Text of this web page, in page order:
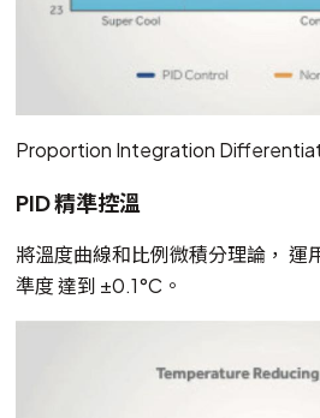
Proportion Integration
PID 精準控溫
將溫度曲線和比例微積分理論， 運
準度 達到 ±0.1°C。